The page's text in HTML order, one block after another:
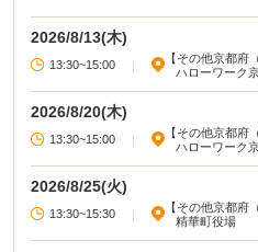
2026/8/13(木)
13:30~15:00 |
【その他京都府
ハローワーク
2026/8/20(木)
13:30~15:00 |
【その他京都府
ハローワーク
2026/8/25(火)
13:30~15:30 |
【その他京都府
精華町役場